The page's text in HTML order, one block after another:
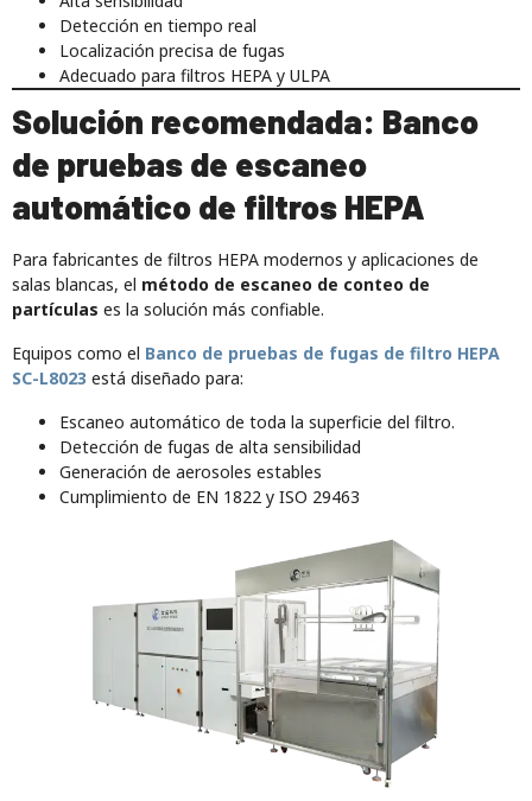
Detección en tiempo real
Localización precisa de fugas
Adecuado para filtros HEPA y ULPA
Solución recomendada: Banco
de pruebas de escaneo
automático de filtros HEPA
Para fabricantes de filtros HEPA modernos y aplicaciones de
salas blancas, el método de escaneo de conteo de
partículas es la solución más confiable.
Equipos como el Banco de pruebas de fugas de filtro HEPA
SC-L8023 está diseñado para:
Escaneo automático de toda la superficie del filtro.
Detección de fugas de alta sensibilidad
Generación de aerosoles estables
Cumplimiento de EN 1822 y ISO 29463